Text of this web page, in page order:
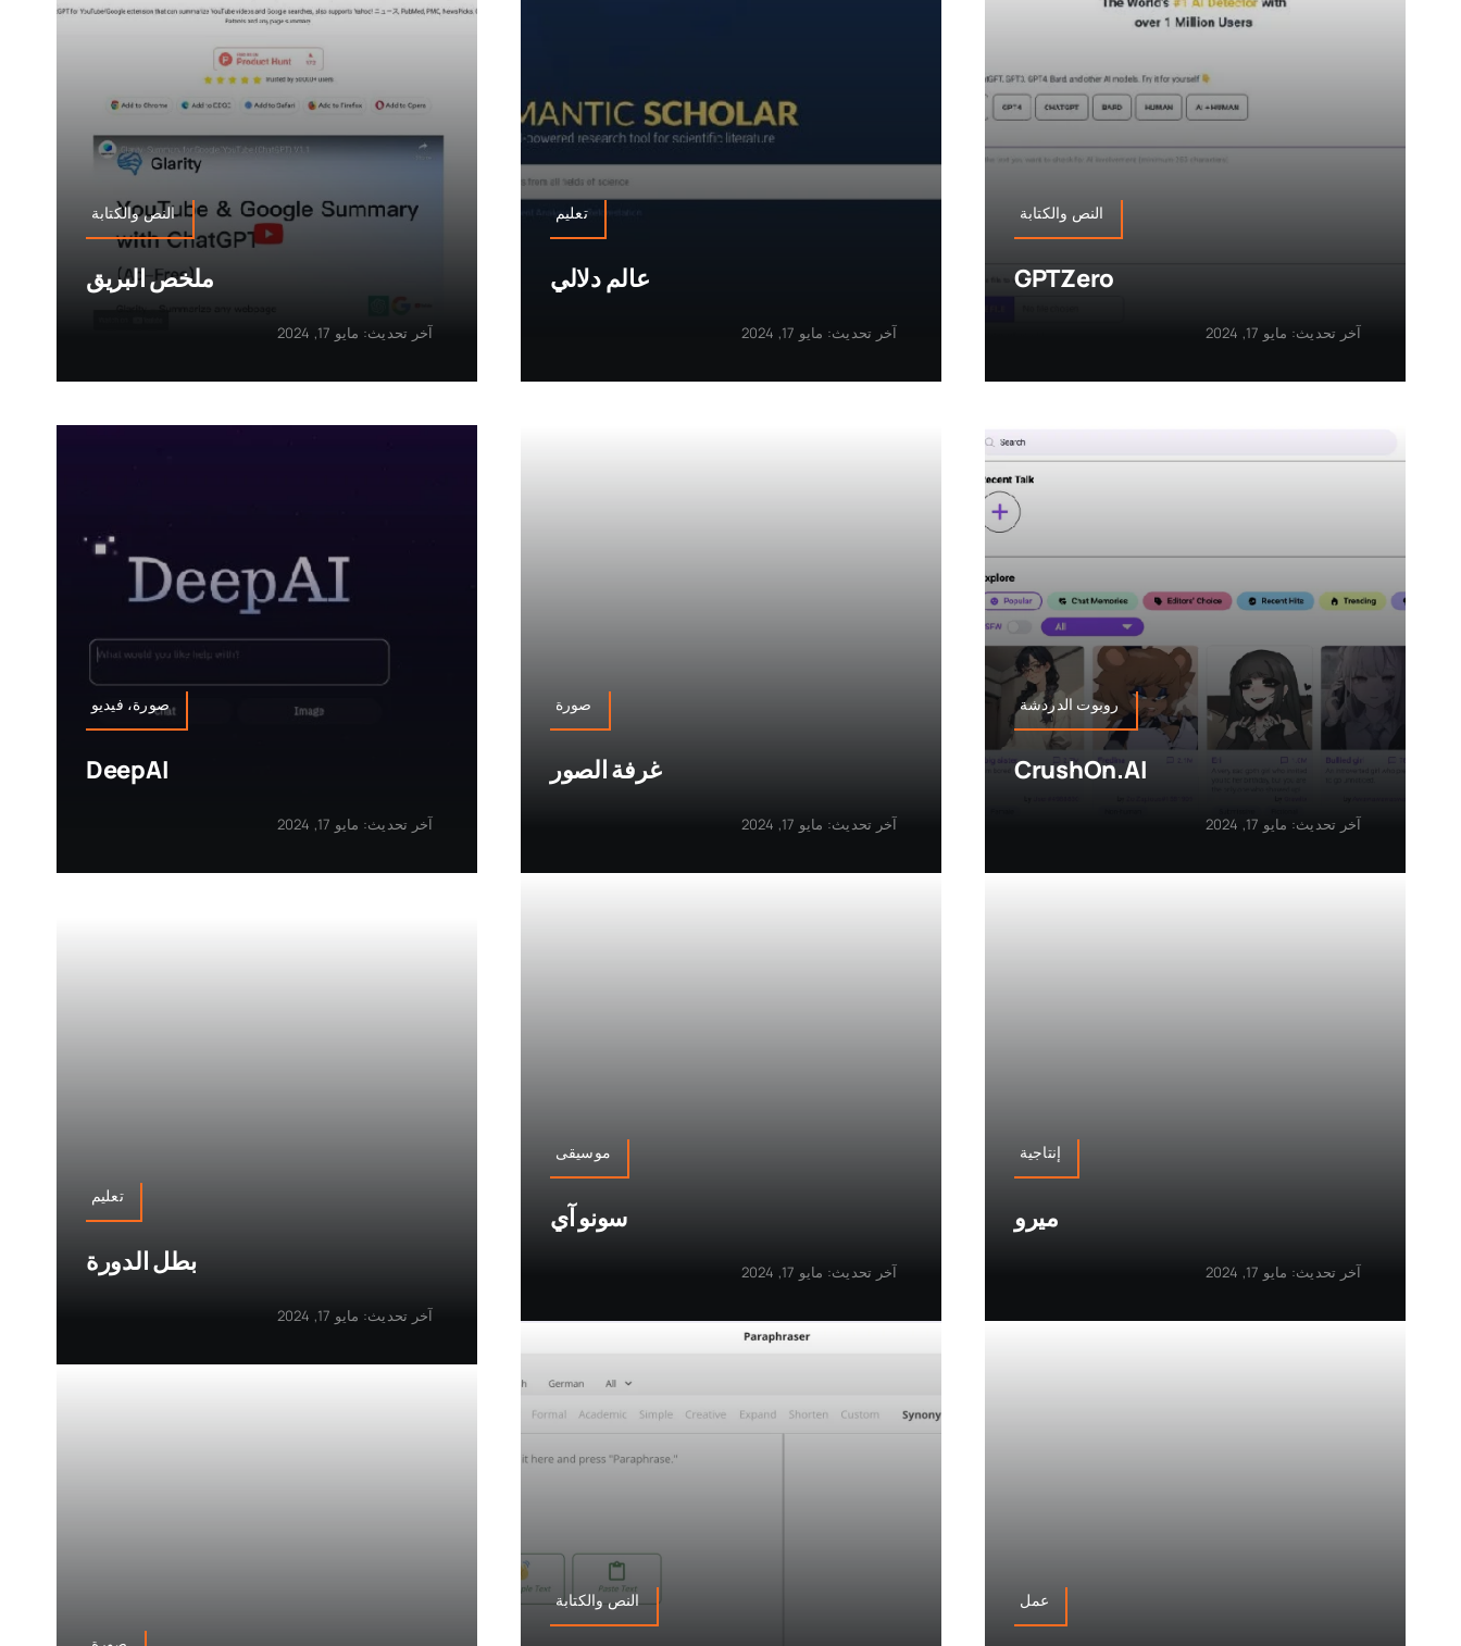
النص والكتابة
ملخص البريق
آخر تحديث: مايو 17, 2024
تعليم
عالم دلالي
آخر تحديث: مايو 17, 2024
النص والكتابة
GPTZero
آخر تحديث: مايو 17, 2024
صورة، فيديو
DeepAI
آخر تحديث: مايو 17, 2024
صورة
غرفة الصور
آخر تحديث: مايو 17, 2024
روبوت الدردشة
CrushOn.AI
آخر تحديث: مايو 17, 2024
موسيقى
سونو آي
آخر تحديث: مايو 17, 2024
إنتاجية
ميرو
آخر تحديث: مايو 17, 2024
تعليم
بطل الدورة
آخر تحديث: مايو 17, 2024
النص والكتابة عمل